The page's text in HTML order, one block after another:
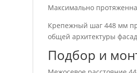
Максимально
Крепежный шаг 448 мм
общей архитектуры
Подбор и